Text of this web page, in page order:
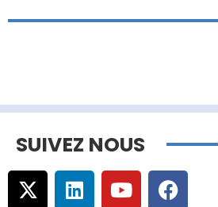
SUIVEZ NOUS